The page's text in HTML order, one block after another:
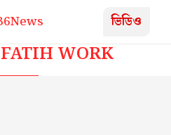
ভিডিও
FATIH WORK